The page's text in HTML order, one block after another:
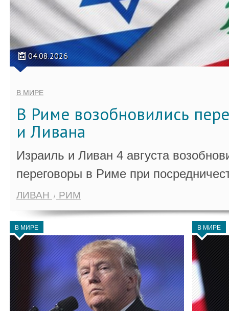
04.08.2026
В МИРЕ
В Риме возобновились
и Ливана
Израиль и Ливан 4 августа
переговоры в Риме при
ЛИВАН РИМ
В МИРЕ В МИРЕ